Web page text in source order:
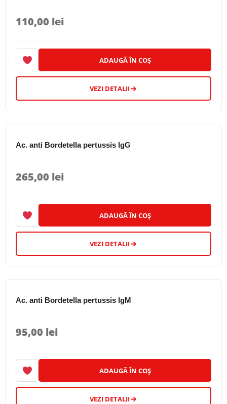
110,00 lei
ADAUGĂ ÎN COȘ
VEZI DETALII
Ac. anti Bordetella pertussis IgG
265,00 lei
ADAUGĂ ÎN COȘ
VEZI DETALII
Ac. anti Bordetella pertussis IgM
95,00 lei
ADAUGĂ ÎN COȘ
VEZI DETALII